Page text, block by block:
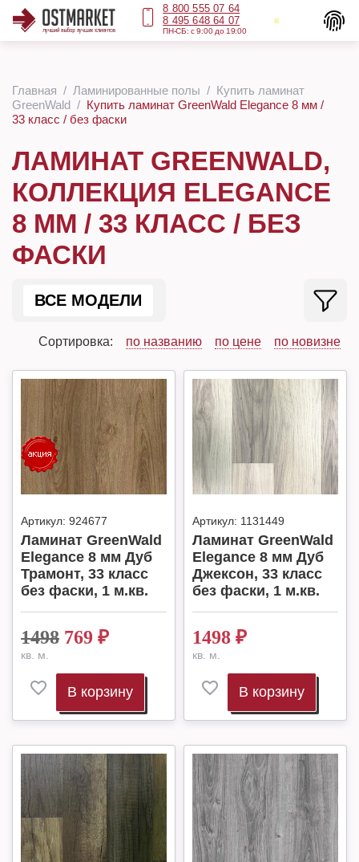
8 800 555 07 64
8 495 648 64 07
ПН-СБ: с 9:00 до 19:00
Главная Ламинированные полы
Купить ламинат
GreenWald
Купить ламинат GreenWald Elegance 8 мм /
33 класс / без фаски
ЛАМИНАТ GREENWALD,
КОЛЛЕКЦИЯ ELEGANCE
8 ММ / 33 КЛАСС / БЕЗ
ФАСКИ
ВСЕ МОДЕЛИ
Сортировка: по названию по цене по новизне
Артикул: 924677
Ламинат GreenWald
Elegance 8 мм Дуб
Трамонт, 33 класс
без фаски, 1 м.кв.
1498 769 ₽
кв. м.
В корзину
Артикул: 1131449
Ламинат GreenWald
Elegance 8 мм Дуб
Джексон, 33 класс
без фаски, 1 м.кв.
1498 ₽
кв. м.
В корзину